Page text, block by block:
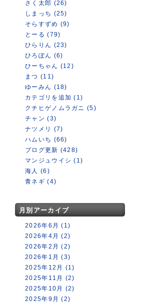
さく太郎 (26)
しまっち (25)
そらすずめ (9)
とーる (79)
ひらりん (23)
ひろぽん (6)
ひーちゃん (12)
まつ (11)
ゆーみん (18)
カテゴリを追加 (1)
クチヒゲノムラガニ (5)
チャン (3)
ナツメリ (7)
ハムいち (66)
ブログ更新 (428)
マンジュウイシ (1)
海人 (6)
青ネギ (4)
月別アーカイブ
2026年6月 (1)
2026年4月 (2)
2026年2月 (2)
2026年1月 (3)
2025年12月 (1)
2025年11月 (2)
2025年10月 (2)
2025年9月 (2)